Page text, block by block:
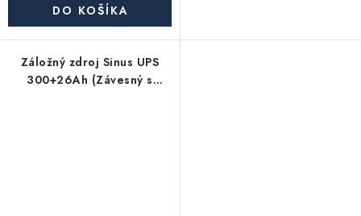
DO KOŠÍKA
Záložný zdroj Sinus UPS
300+26Ah (Závesný s